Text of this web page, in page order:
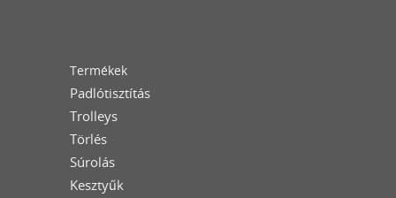
Termékek
Padlótisztítás
Trolleys
Törlés
Súrolás
Kesztyűk